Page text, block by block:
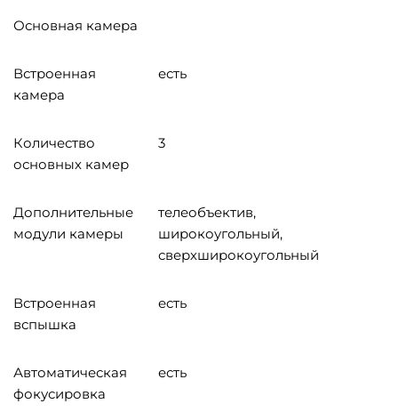
Основная камера
Встроенная
камера
есть
Количество
основных камер
3
Дополнительные
модули камеры
телеобъектив,
широкоугольный,
сверхширокоугольный
Встроенная
вспышка
есть
Автоматическая
фокусировка
есть